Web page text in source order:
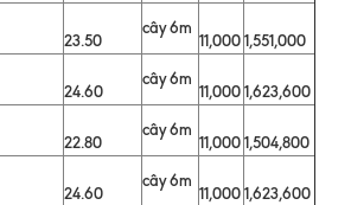
23.50
cây 6m
11,0001,551,000
24.60
cây 6m
11,0001,623,600
22.80
cây 6m
11,0001,504,800
24.60
cây 6m
11,0001,623,600